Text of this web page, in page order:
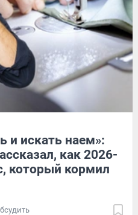
и искать наем»:
как 2026-
который кормил